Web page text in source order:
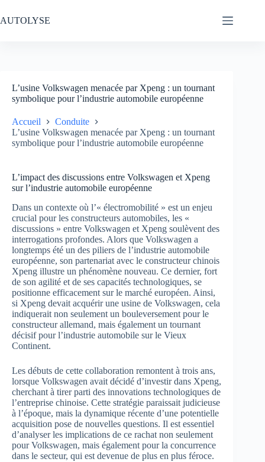
au
contenu
AUTOLYSE
L’usine Volkswagen menacée par Xpeng : un tournant
symbolique pour l’industrie automobile européenne
Accueil
Conduite
L’usine Volkswagen menacée par Xpeng : un tournant
symbolique pour l’industrie automobile européenne
L’impact des discussions entre Volkswagen et Xpeng
sur l’industrie automobile européenne
Dans un contexte où l’« électromobilité » est un enjeu
crucial pour les constructeurs automobiles, les «
discussions » entre Volkswagen et Xpeng soulèvent des
interrogations profondes. Alors que Volkswagen a
longtemps été un des piliers de l’industrie automobile
européenne, son partenariat avec le constructeur chinois
Xpeng illustre un phénomène nouveau. Ce dernier, fort
de son agilité et de ses capacités technologiques, se
positionne efficacement sur le marché européen. Ainsi,
si Xpeng devait acquérir une usine de Volkswagen, cela
indiquerait non seulement un bouleversement pour le
constructeur allemand, mais également un tournant
décisif pour l’industrie automobile sur le Vieux
Continent.
Les débuts de cette collaboration remontent à trois ans,
lorsque Volkswagen avait décidé d’investir dans Xpeng,
cherchant à tirer parti des innovations technologiques de
l’entreprise chinoise. Cette stratégie paraissait judicieuse
à l’époque, mais la dynamique récente d’une potentielle
acquisition pose de nouvelles questions. Il est essentiel
d’analyser les implications de ce rachat non seulement
pour Volkswagen, mais également pour la concurrence
dans le secteur, qui est devenue de plus en plus féroce.